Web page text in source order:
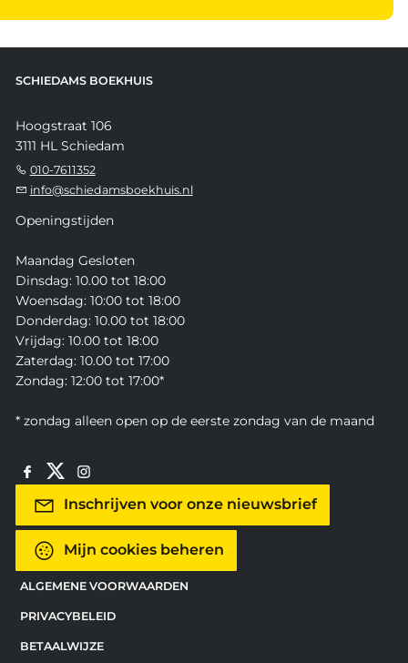
SCHIEDAMS BOEKHUIS
Hoogstraat 106
3111 HL Schiedam
010-7611352
info@schiedamsboekhuis.nl
Openingstijden
Maandag Gesloten
Dinsdag: 10.00 tot 18:00
Woensdag: 10:00 tot 18:00
Donderdag: 10.00 tot 18:00
Vrijdag: 10.00 tot 18:00
Zaterdag: 10.00 tot 17:00
Zondag: 12:00 tot 17:00*
* zondag alleen open op de eerste zondag van de maand
Inschrijven voor onze nieuwsbrief
Mijn cookies beheren
ALGEMENE VOORWAARDEN
PRIVACYBELEID
BETAALWIJZE